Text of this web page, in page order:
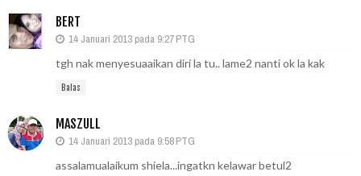
BERT
14 Januari 2013 pada 9:27 PTG
tgh nak menyesuaaikan diri la tu.. lame2 nanti ok la kak
Balas
MASZULL
14 Januari 2013 pada 9:58 PTG
assalamualaikum shiela...ingatkn kelawar betul2